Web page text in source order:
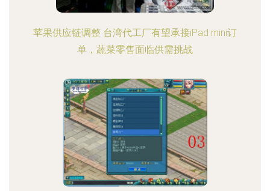
苹果供应链调整 台湾代工厂有望承接iPad mini订
单，蔬菜零售面临供需挑战